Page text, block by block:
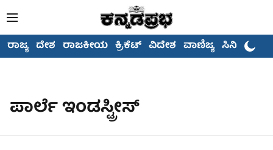
ರಾಜ್ಯ ದೇಶ ರಾಜಕೀಯ ಕ್ರಿಕೆಟ್ ವಿದೇಶ ವಾಣಿಜ್ಯ ಸಿನಿಮಾ
ಪಾರ್ಲೆ ಇಂಡಸ್ಟ್ರೀಸ್